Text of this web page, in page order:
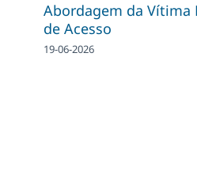
Abordagem da Vítima
de Acesso
19-06-2026